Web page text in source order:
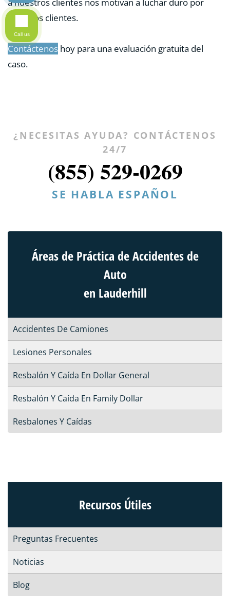
a nuestros clientes nos motivan a luchar duro por
nuestros clientes.
Contáctenos hoy para una evaluación gratuita del
caso.
¿NECESITAS AYUDA? CONTÁCTENOS
24/7
(855) 529-0269
SE HABLA ESPAÑOL
Áreas de Práctica de Accidentes de
Auto
en Lauderhill
Accidentes De Camiones
Lesiones Personales
Resbalón Y Caída En Dollar General
Resbalón Y Caída En Family Dollar
Resbalones Y Caídas
Recursos Útiles
Preguntas Frecuentes
Noticias
Blog
Call us